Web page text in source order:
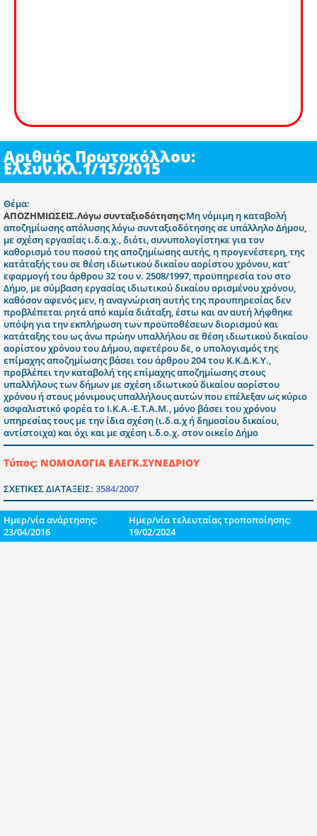
Αριθμός Πρωτοκόλλου:
ΕλΣυν.Κλ.1/15/2015
Θέμα:
ΑΠΟΖΗΜΙΩΣΕΙΣ.Λόγω συνταξιοδότησης:Μη νόμιμη η καταβολή
αποζημίωσης απόλυσης λόγω συνταξιοδότησης σε υπάλληλο Δήμου,
με σχέση εργασίας ι.δ.α.χ., διότι, συνυπολογίστηκε για τον
καθορισμό του ποσού της αποζημίωσης αυτής, η προγενέστερη, της
κατάταξής του σε θέση ιδιωτικού δικαίου αορίστου χρόνου, κατ'
εφαρμογή του άρθρου 32 του ν. 2508/1997, προϋπηρεσία του στο
Δήμο, με σύμβαση εργασίας ιδιωτικού δικαίου ορισμένου χρόνου,
καθόσον αφενός μεν, η αναγνώριση αυτής της προυπηρεσίας δεν
προβλέπεται ρητά από καμία διάταξη, έστω και αν αυτή λήφθηκε
υπόψη για την εκπλήρωση των προϋποθέσεων διορισμού και
κατάταξης του ως άνω πρώην υπαλλήλου σε θέση ιδιωτικού δικαίου
αορίστου χρόνου του Δήμου, αφετέρου δε, ο υπολογισμός της
επίμαχης αποζημίωσης βάσει του άρθρου 204 του Κ.Κ.Δ.Κ.Υ.,
προβλέπει την καταβολή της επίμαχης αποζημίωσης στους
υπαλλήλους των δήμων με σχέση ιδιωτικού δικαίου αορίστου
χρόνου ή στους μόνιμους υπαλλήλους αυτών που επέλεξαν ως κύριο
ασφαλιστικό φορέα το Ι.Κ.Α.-Ε.Τ.Α.Μ., μόνο βάσει του χρόνου
υπηρεσίας τους με την ίδια σχέση (ι.δ.α.χ ή δημοσίου δικαίου,
αντίστοιχα) και όχι και με σχέση ι.δ.ο.χ. στον οικείο Δήμο
Τύπος: ΝΟΜΟΛΟΓΙΑ ΕΛΕΓΚ.ΣΥΝΕΔΡΙΟΥ
ΣΧΕΤΙΚΕΣ ΔΙΑΤΑΞΕΙΣ: 3584/2007
Ημερ/νία ανάρτησης:
23/04/2016
Ημερ/νία τελευταίας τροποποίησης:
19/02/2024